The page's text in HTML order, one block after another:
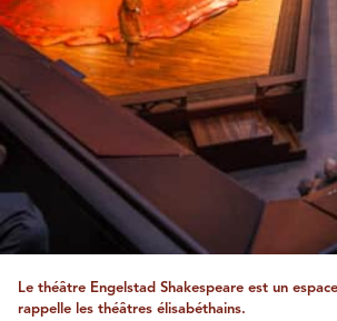
Le théâtre Engelstad Shakespeare est un
rappelle les théâtres élisabéthains.